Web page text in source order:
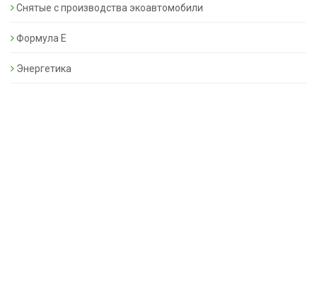
Снятые с производства экоавтомобили
Формула Е
Энергетика